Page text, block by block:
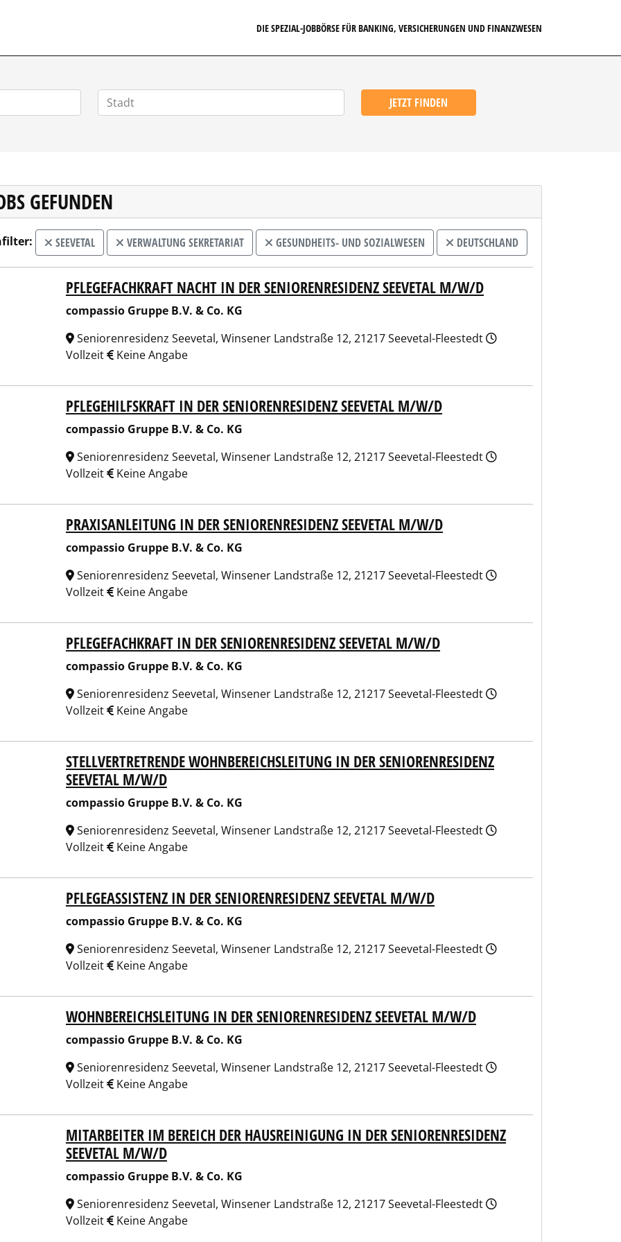
DIE SPEZIAL-JOBBÖRSE FÜR BANKING, VERSICHERUNGEN UND FINANZWESEN
JETZT FINDEN
GEFUNDEN
SEEVETAL VERWALTUNG SEKRETARIAT GESUNDHEITS- UND SOZIALWESEN DEUTSCHLAND
Gruppe B.V. & Co. KG
PFLEGEFACHKRAFT NACHT IN DER SENIORENRESIDENZ SEEVETAL M/W/D
compassio Gruppe B.V. & Co. KG
Seniorenresidenz Seevetal, Winsener Landstraße 12, 21217 Seevetal-Fleestedt
Vollzeit
Keine Angabe
Gruppe B.V. & Co. KG
PFLEGEHILFSKRAFT IN DER SENIORENRESIDENZ SEEVETAL M/W/D
compassio Gruppe B.V. & Co. KG
Seniorenresidenz Seevetal, Winsener Landstraße 12, 21217 Seevetal-Fleestedt
Vollzeit
Keine Angabe
Gruppe B.V. & Co. KG
PRAXISANLEITUNG IN DER SENIORENRESIDENZ SEEVETAL M/W/D
compassio Gruppe B.V. & Co. KG
Seniorenresidenz Seevetal, Winsener Landstraße 12, 21217 Seevetal-Fleestedt
Vollzeit
Keine Angabe
Gruppe B.V. & Co. KG
PFLEGEFACHKRAFT IN DER SENIORENRESIDENZ SEEVETAL M/W/D
compassio Gruppe B.V. & Co. KG
Seniorenresidenz Seevetal, Winsener Landstraße 12, 21217 Seevetal-Fleestedt
Vollzeit
Keine Angabe
Gruppe B.V. & Co. KG
STELLVERTRETRENDE WOHNBEREICHSLEITUNG IN DER SENIORENRESIDENZ
SEEVETAL M/W/D
compassio Gruppe B.V. & Co. KG
Seniorenresidenz Seevetal, Winsener Landstraße 12, 21217 Seevetal-Fleestedt
Vollzeit
Keine Angabe
Gruppe B.V. & Co. KG
PFLEGEASSISTENZ IN DER SENIORENRESIDENZ SEEVETAL M/W/D
compassio Gruppe B.V. & Co. KG
Seniorenresidenz Seevetal, Winsener Landstraße 12, 21217 Seevetal-Fleestedt
Vollzeit
Keine Angabe
Gruppe B.V. & Co. KG
WOHNBEREICHSLEITUNG IN DER SENIORENRESIDENZ SEEVETAL M/W/D
compassio Gruppe B.V. & Co. KG
Seniorenresidenz Seevetal, Winsener Landstraße 12, 21217 Seevetal-Fleestedt
Vollzeit
Keine Angabe
Gruppe B.V. & Co. KG
MITARBEITER IM BEREICH DER HAUSREINIGUNG IN DER SENIORENRESIDENZ
SEEVETAL M/W/D
compassio Gruppe B.V. & Co. KG
Seniorenresidenz Seevetal, Winsener Landstraße 12, 21217 Seevetal-Fleestedt
Vollzeit
Keine Angabe